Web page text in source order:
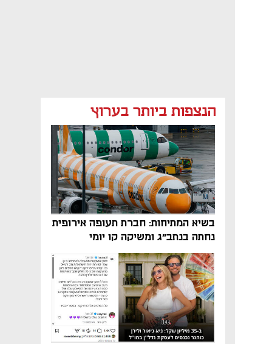
הנצפות ביותר בערוץ
בשיא המתיחות: חברת תעופה אירופית
נחתה בנתב"ג ומשיקה קו יומי